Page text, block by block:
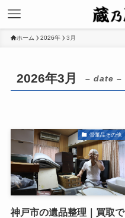
ホーム 2026年 3月
2026年3月 – date –
骨董品その他
神戸市の遺品整理｜買取で